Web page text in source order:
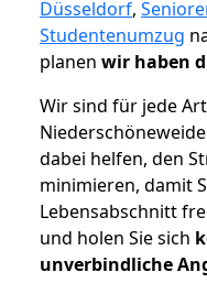
Düsseldorf,
Studentenumzug
planen wir haben
Wir sind für jede
dabei helfen, den
minimieren, damit
Lebensabschnitt
und holen Sie sich
unverbindliche